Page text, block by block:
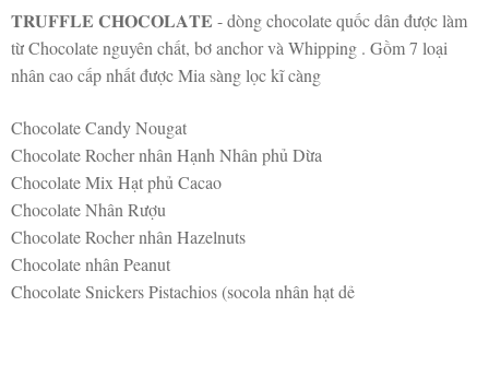
𝐓𝐑𝐔𝐅𝐅𝐋𝐄 𝐂𝐇𝐎𝐂𝐎𝐋𝐀𝐓𝐄 - dòng chocolate quốc dân được làm
từ Chocolate nguyên chất, bơ anchor và Whipping . Gồm 7 loại
nhân cao cấp nhất được Mia sàng lọc kĩ càng
Chocolate Candy Nougat
Chocolate Rocher nhân Hạnh Nhân phủ Dừa
Chocolate Mix Hạt phủ Cacao
Chocolate Nhân Rượu
Chocolate Rocher nhân Hazelnuts
Chocolate nhân Peanut
Chocolate Snickers Pistachios (socola nhân hạt dẻ